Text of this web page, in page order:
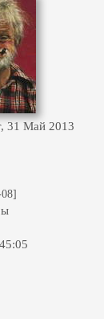
31 Май 2013